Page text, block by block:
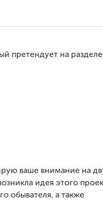
претендует на
ваше внимание на
идея этого
обывателя, а также